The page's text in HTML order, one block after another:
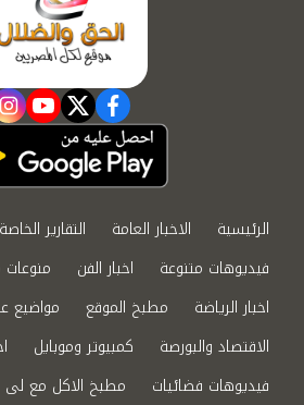
facebook
twitter
الرئيسية الاخبار العامة التقارير الخاصة
فيديوهات متنوعة
اخبار الفن
اخبار الرياضة
مطبخ الموقع
مواضيع
الاقتصاد والبورصة
كمبيوتر وموبايل
فيديوهات فضائيات
مطبخ الاكل مع